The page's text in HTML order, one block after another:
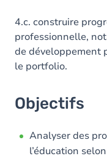
4.c. construire
professionnelle,
de développement
le portfolio.
Objectifs
Analyser des
l’éducation